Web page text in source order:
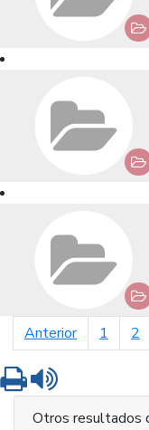
Anteriorpágina
1 2
Imprimir
Otros resultados